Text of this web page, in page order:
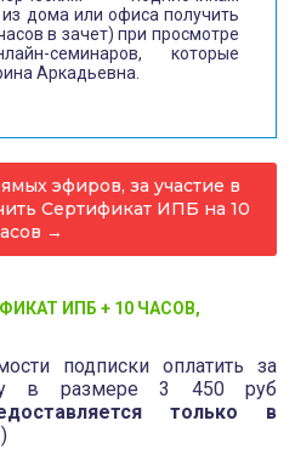
е
с
т
дома или офиса получить
в зачет) при просмотре
семинаров, которые
Аркадьевна.
эфиров, за участие в
Сертификат ИПБ на 10
→
ИПБ + 10 ЧАСОВ,
подписки оплатить за
в размере 3 450 руб
только в
)